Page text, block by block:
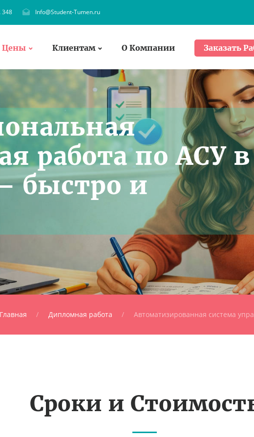
348 Info@Student-Tumen.ru
Цены Клиентам О Компании Заказать
работа по АСУ в
быстро и
Главная Дипломная работа Автоматизированная система
Сроки и